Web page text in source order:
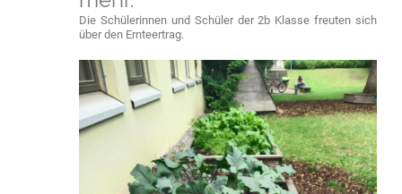
Die Schülerinnen und Schüler der 2b Klasse freuten sich
über den Ernteertrag.